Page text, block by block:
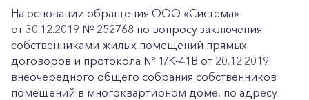
На основании обращения ООО «Система»
от 30.12.2019 № 252768 по вопросу заключения
собственниками жилых помещений прямых
договоров и протокола № 1/К-41В от 20.12.2019
внеочередного общего собрания собственников
помещений в многоквартирном доме, по адресу: